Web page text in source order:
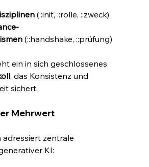
(::init, ::rolle, ::zweck)
(::handshake, ::prüfung)
ein in sich geschlossenes
, das Konsistenz und
sichert.
Mehrwert
zentrale
KI: